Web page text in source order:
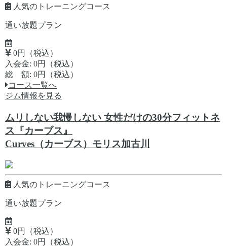
人気のトレーニングコース
通い放題プラン
0円（税込）
入会金: 0円（税込）
総 額: 0円（税込）
コース一覧へ
ジム情報を見る
ムリしない我慢しない 女性だけの30分フィットネ
ス『カーブス』
Curves（カーブス）モリス加古川
人気のトレーニングコース
通い放題プラン
0円（税込）
入会金: 0円（税込）